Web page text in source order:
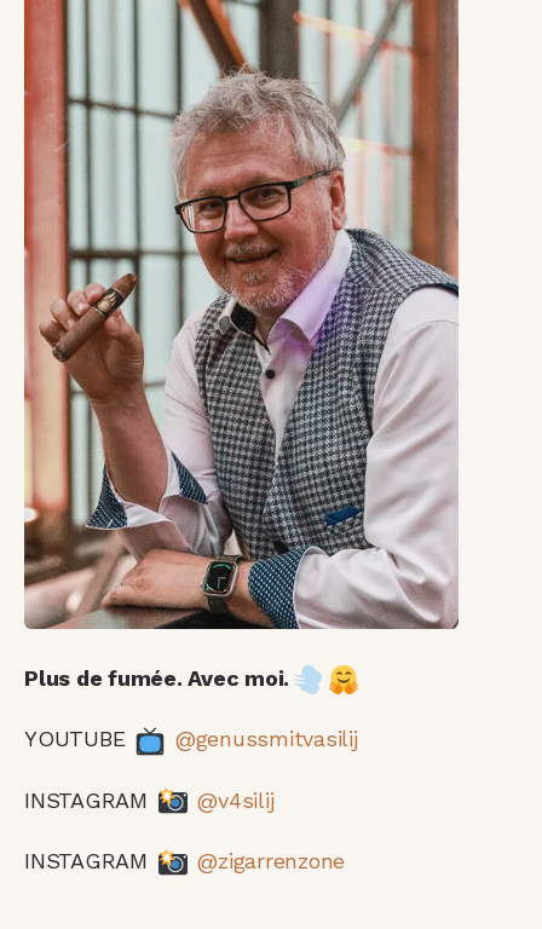
Plus de fumée. Avec moi.
YOUTUBE @genussmitvasilij
INSTAGRAM @v4silij
INSTAGRAM @zigarrenzone